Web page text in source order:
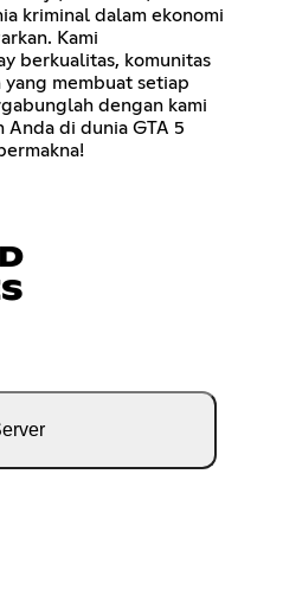
kriminal dalam ekonomi
Kami
berkualitas, komunitas
membuat setiap
dengan kami
Anda di dunia GTA 5